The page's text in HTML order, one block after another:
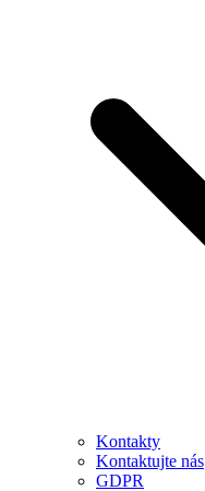
Kontakty
Kontaktujte nás
GDPR